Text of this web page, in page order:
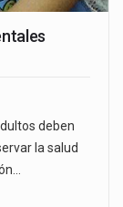
deben
la salud